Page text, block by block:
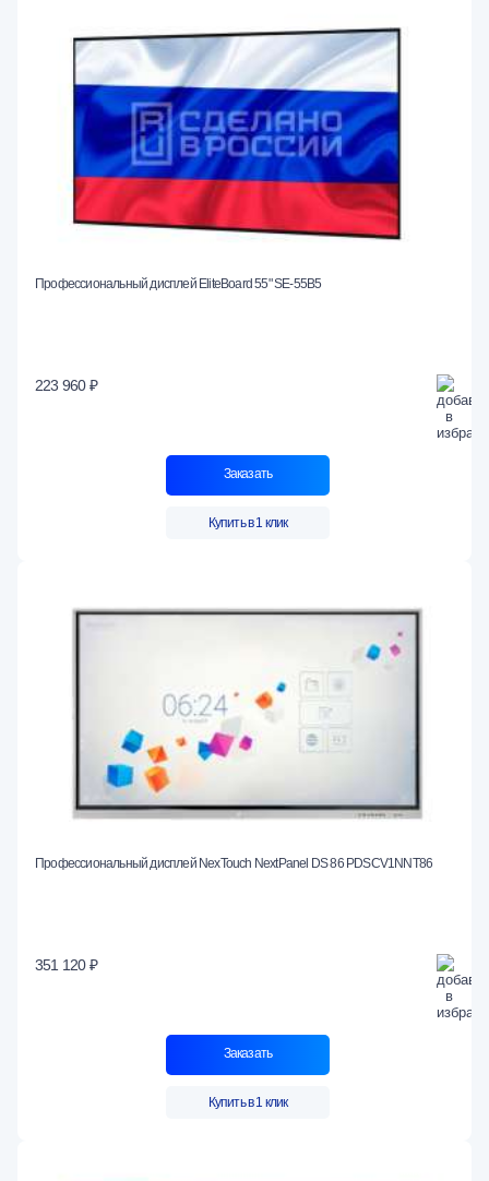
Профессиональный дисплей EliteBoard 55" SE-55B5
223 960 ₽
Заказать
Купить в 1 клик
Профессиональный дисплей NexTouch NextPanel DS 86 PDSCV1NNT86
351 120 ₽
Заказать
Купить в 1 клик